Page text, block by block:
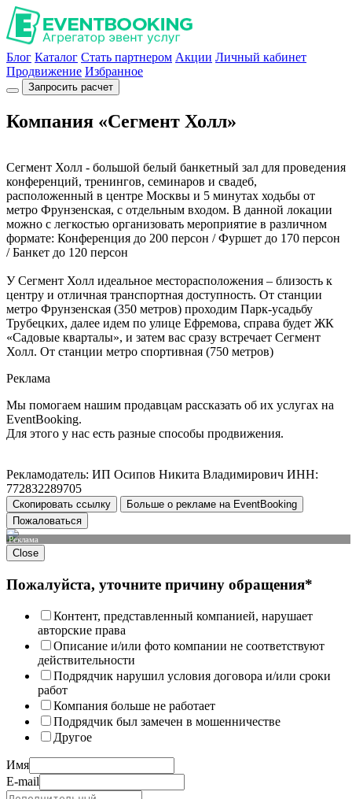
Блог Каталог Стать партнером Акции Личный кабинет
Продвижение Избранное
Запросить расчет
Компания «Сегмент Холл»
Сегмент Холл - большой белый банкетный зал для проведения
конференций, тренингов, семинаров и свадеб,
расположенный в центре Москвы и 5 минутах ходьбы от
метро Фрунзенская, с отдельным входом. В данной локации
можно с легкостью организовать мероприятие в различном
формате: Конференция до 200 персон / Фуршет до 170 персон
/ Банкет до 120 персон
У Сегмент Холл идеальное месторасположения – близость к
центру и отличная транспортная доступность. От станции
метро Фрунзенская (350 метров) проходим Парк-усадьбу
Трубецких, далее идем по улице Ефремова, справа будет ЖК
«Садовые кварталы», и затем вас сразу встречает Сегмент
Холл. От станции метро спортивная (750 метров)
Реклама
Мы помогаем нашим продавцам рассказать об их услугах на
EventBooking.
Для этого у нас есть разные способы продвижения.
Рекламодатель: ИП Осипов Никита Владимирович ИНН:
772832289705
Скопировать ссылку
Больше о рекламе на EventBooking
Пожаловаться
Реклама
Close
Пожалуйста, уточните причину обращения*
Контент, представленный компанией, нарушает
авторские права
Описание и/или фото компании не соответствуют
действительности
Подрядчик нарушил условия договора и/или сроки
работ
Компания больше не работает
Подрядчик был замечен в мошенничестве
Другое
Имя
E-mail